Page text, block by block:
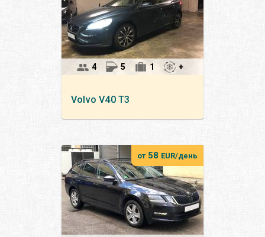
Volvo V40 T3
4 5 1 +
от 58 EUR/день